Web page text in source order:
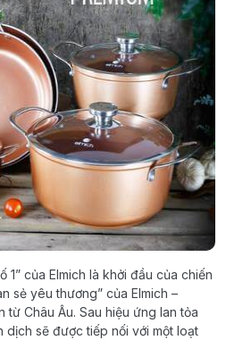
1” của Elmich là khởi đầu của chiến
sẻ yêu thương” của Elmich –
Châu Âu. Sau hiệu ứng lan tỏa
dịch sẽ được tiếp nối với một loạt